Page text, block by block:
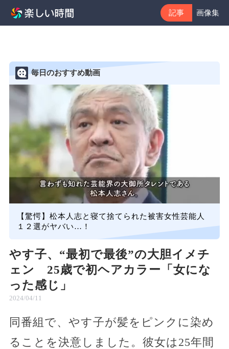
記事 画像集
毎日のおすすめ動画
【驚愕】松本人志と寝て捨てられた被害女性芸能人
１２選がヤバい…！
やす子、“最初で最後”の大胆イメチ
ェン 25歳で初ヘアカラー「女にな
った感じ」
2024/04/11
同番組で、やす子が髪をピンクに染め
ることを決意しました。彼女は25年間